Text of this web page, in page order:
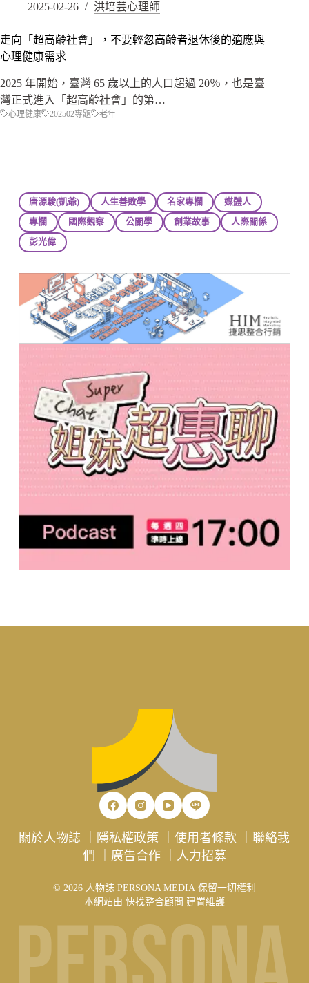
2025-02-26 洪培芸心理師
走向「超高齡社會」，不要輕忽高齡者退休後的適應與
心理健康需求
2025 年開始，臺灣 65 歲以上的人口超過 20％，也是臺
灣正式進入「超高齡社會」的第…
心理健康 202502專題 老年
唐源駿(凱爺) 人生善敗學 名家專欄
媒體人
專欄
國際觀察 公關學 創業故事
人際關係
彭光偉
關於人物誌 隱私權政策 ｜使用者條款 ｜聯絡我
們
廣告合作｜ 人力招募
© 2026 人物誌 PERSONA MEDIA 保留一切權利
本網站由 快找整合顧問 建置維護